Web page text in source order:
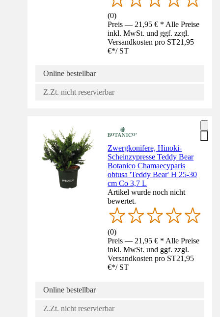
(0)
Preis — 21,95 € * Alle Preise
inkl. MwSt. und ggf. zzgl.
Versandkosten pro ST21,95
€*/ ST
Online bestellbar
Z.Zt. nicht reservierbar
Zwergkonifere, Hinoki-
Scheinzypresse Teddy Bear
Botanico Chamaecyparis
obtusa 'Teddy Bear' H 25-30
cm Co 3,7 L
Artikel wurde noch nicht
bewertet.
(0)
Preis — 21,95 € * Alle Preise
inkl. MwSt. und ggf. zzgl.
Versandkosten pro ST21,95
€*/ ST
Online bestellbar
Z.Zt. nicht reservierbar